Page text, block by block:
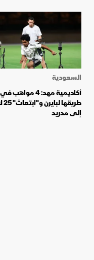
السعودية
أكاديمية مهد: 4 مواهب في
إلى مدريد